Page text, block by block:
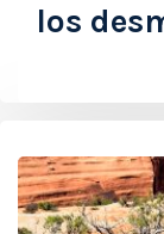
los